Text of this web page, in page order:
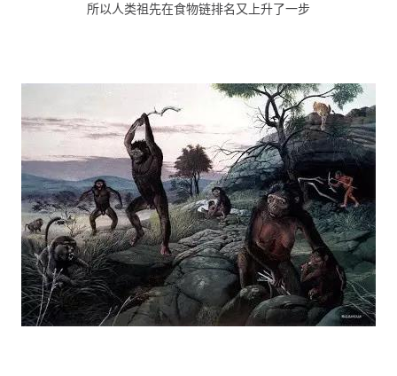
所以人类祖先在食物链排名又上升了一步